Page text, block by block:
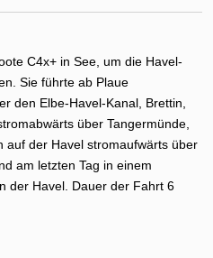
C4x+ in See, um die Havel-
Sie führte ab Plaue
den Elbe-Havel-Kanal, Brettin,
über Tangermünde,
auf der Havel stromaufwärts über
am letzten Tag in einem
der Havel. Dauer der Fahrt 6